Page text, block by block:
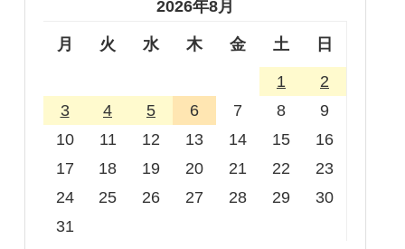
2026年8月
月 火 水 木 金 土 日
1
2
3
4 5 6 7 8
9
10
11 12 13 14 15
16
17
18 19 20 21 22
23
24
25 26 27 28 29
30
31